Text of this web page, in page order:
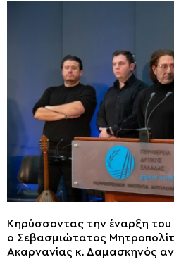
Κηρύσσοντας την έναρξη του
ο Σεβασμιώτατος
Ακαρνανίας κ. Δαμασκηνός